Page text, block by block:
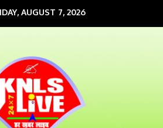
AUGUST 7, 2026